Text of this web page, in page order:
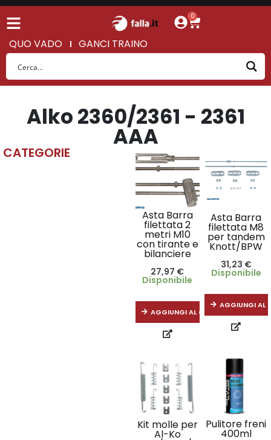
0
QUO VADO GANCI TRAINO
Alko 2360/2361 - 2361
AAA
CATEGORIE
Asta Barra
filettata 2
metri M10
con tirante e
bilanciere
27,97 €
Disponibile
AGGIUNGI AL CARRELLO
Asta Barra
filettata M8
per tandem
Knott/BPW
31,23 €
Disponibile
AGGIUNGI AL
Kit molle per
Al-Ko
Pulitore freni
400ml